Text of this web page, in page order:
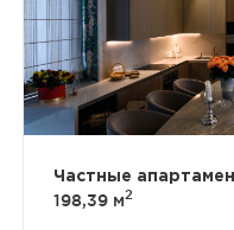
Частные
198,39 м2